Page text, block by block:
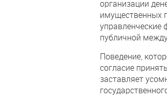
организации
имущественных
публичной
Поведение,
согласие
заставляет